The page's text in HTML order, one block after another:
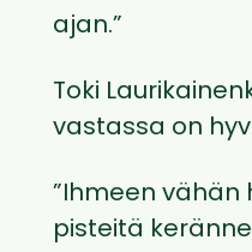
ajan.”
Toki
vastassa on
”Ihmeen vähän
pisteitä